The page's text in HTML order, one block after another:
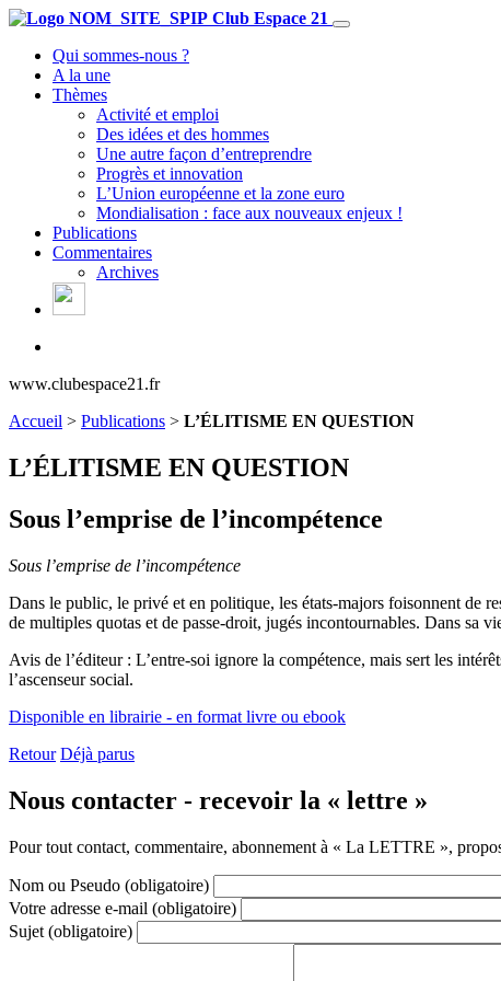
Club Espace 21
Qui sommes-nous ?
A la une
Thèmes
Activité et emploi
Des idées et des hommes
Une autre façon d’entreprendre
Progrès et innovation
L’Union européenne et la zone euro
Mondialisation : face aux nouveaux enjeux !
Publications
Commentaires
Archives
www.clubespace21.fr
Accueil > Publications > L’ÉLITISME EN QUESTION
L’ÉLITISME EN QUESTION
Sous l’emprise de l’incompétence
Sous l’emprise de l’incompétence
Dans le public, le privé et en politique, les états-majors foisonnent de
de multiples quotas et de passe-droit, jugés incontournables. Dans sa
Avis de l’éditeur : L’entre-soi ignore la compétence, mais sert les
l’ascenseur social.
Disponible en librairie - en format livre ou ebook
Retour Déjà parus
Nous contacter - recevoir la « lettre »
Pour tout contact, commentaire, abonnement à « La LETTRE »,
Nom ou Pseudo (obligatoire)
Votre adresse e-mail (obligatoire)
Sujet (obligatoire)